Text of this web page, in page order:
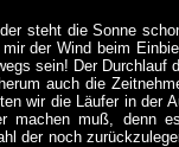
steht die Sonne
der Wind beim
sein! Der Durchlauf
auch die
wir die Läufer in der
machen muß, denn
der noch